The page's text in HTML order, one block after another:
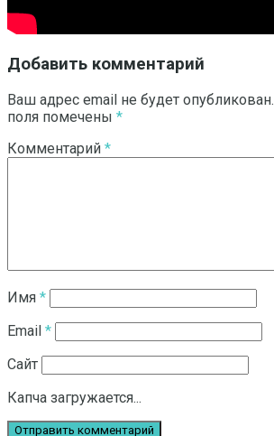
Добавить комментарий
Ваш адрес email не будет опубликован.
поля помечены *
Комментарий *
Имя *
Email *
Сайт
Капча загружается...